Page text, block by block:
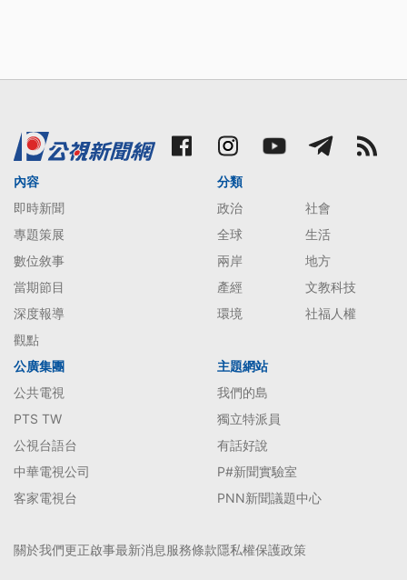
內容
即時新聞
專題策展
數位敘事
當期節目
深度報導
觀點
分類
政治
社會
全球
生活
兩岸
地方
產經
文教科技
環境
社福人權
公廣集團
公共電視
PTS TW
公視台語台
中華電視公司
客家電視台
主題網站
我們的島
獨立特派員
有話好說
P#新聞實驗室
PNN新聞議題中心
關於我們更正啟事最新消息服務條款隱私權保護政策